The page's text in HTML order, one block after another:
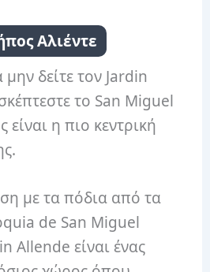
Αλιέντε
δείτε τον Jardin
το San Miguel
η πιο κεντρική
με τα πόδια από τα
de San Miguel
Allende είναι ένας